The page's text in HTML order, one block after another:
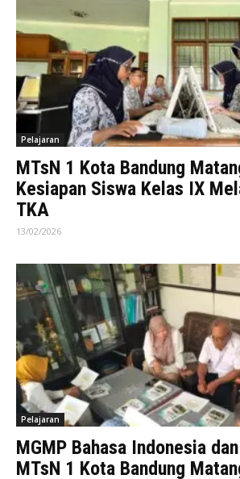
Pelajaran
MTsN 1 Kota Bandung
Kesiapan Siswa Kelas IX
TKA
13/02/2026
Pelajaran
MGMP Bahasa Indonesia
MTsN 1 Kota Bandung